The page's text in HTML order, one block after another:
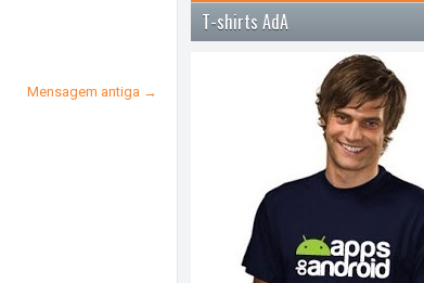
Mensagem antiga →
T-shirts AdA